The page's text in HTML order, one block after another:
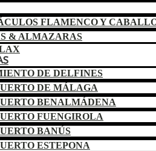
FLAMENCO Y
& ALMAZARAS
DE DELFINES
DE MÁLAGA
BENALMÁDENA
FUENGIROLA
BANÚS
ESTEPONA